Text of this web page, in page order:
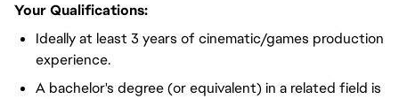
Your Qualifications:
Ideally at least 3 years of cinematic/games production
experience.
A bachelor's degree (or equivalent) in a related field is